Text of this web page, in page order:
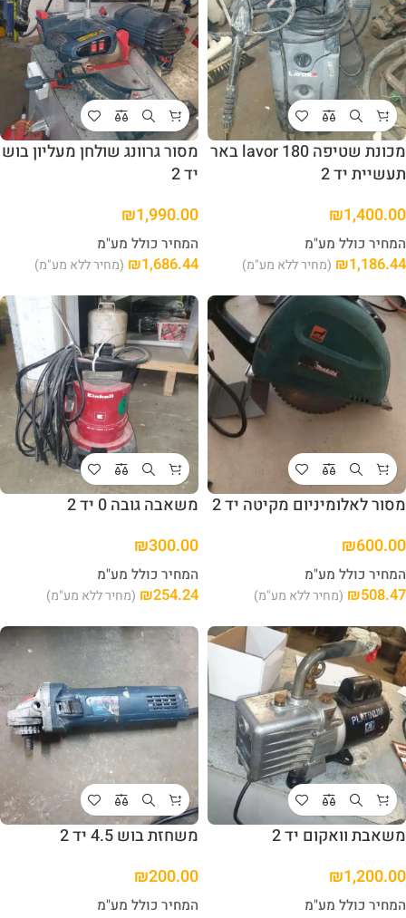
מכונת שטיפה lavor 180 באר
תעשיית יד 2
₪1,400.00
המחיר כולל מע"מ
₪1,186.44 (מחיר ללא מע"מ)
מסור גרוונג שולחן מעליון בוש
יד 2
₪1,990.00
המחיר כולל מע"מ
₪1,686.44 (מחיר ללא מע"מ)
מסור לאלומיניום מקיטה יד 2
₪600.00
המחיר כולל מע"מ
₪508.47 (מחיר ללא מע"מ)
משאבה גובה 0 יד 2
₪300.00
המחיר כולל מע"מ
₪254.24 (מחיר ללא מע"מ)
משאבת וואקום יד 2
₪1,200.00
המחיר כולל מע"מ
משחזת בוש 4.5 יד 2
₪200.00
המחיר כולל מע"מ